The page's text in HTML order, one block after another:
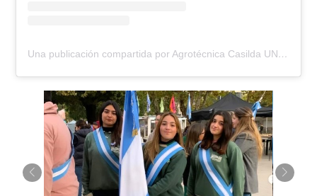
Una publicación compartida por Agrotécnica Casilda UNR (@escuela.agrotecnica.casilda)